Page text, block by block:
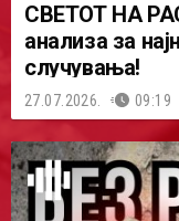
СВЕТОТ НА
анализа за
случувања!
27.07.2026. 09:19